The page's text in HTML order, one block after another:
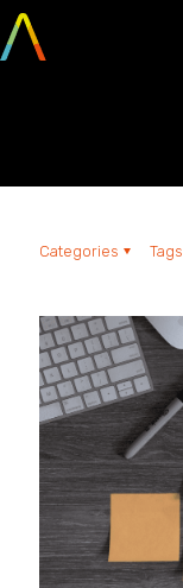
Categories Tags